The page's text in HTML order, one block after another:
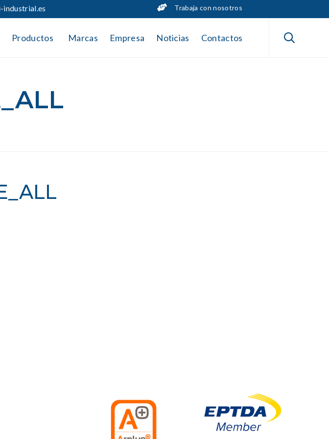
industrial.es Trabaja con nosotros
Productos Marcas Empresa Noticias Contactos 